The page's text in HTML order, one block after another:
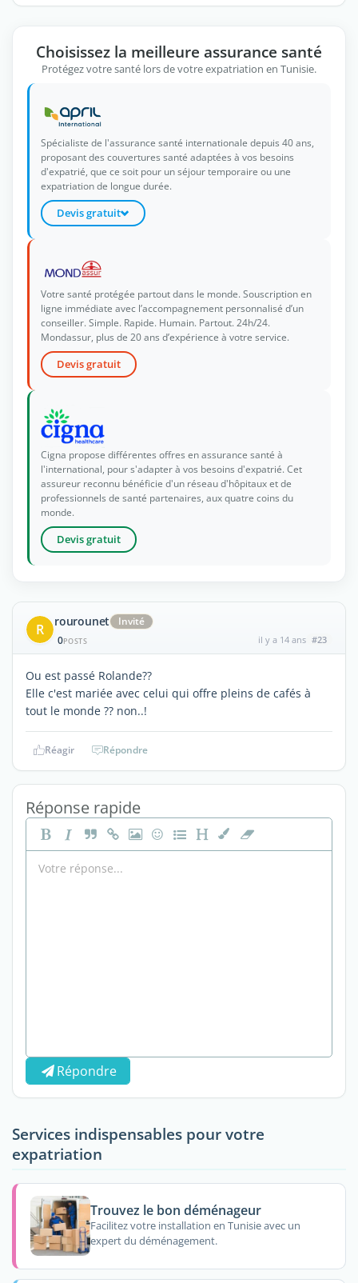
Choisissez la meilleure assurance santé
Protégez votre santé lors de votre expatriation en Tunisie.
Spécialiste de l'assurance santé internationale depuis 40 ans,
proposant des couvertures santé adaptées à vos besoins
d'expatrié, que ce soit pour un séjour temporaire ou une
expatriation de longue durée.
Devis gratuit
Votre santé protégée partout dans le monde. Souscription en
ligne immédiate avec l’accompagnement personnalisé d’un
conseiller. Simple. Rapide. Humain. Partout. 24h/24.
Mondassur, plus de 20 ans d’expérience à votre service.
Devis gratuit
Cigna propose différentes offres en assurance santé à
l'international, pour s'adapter à vos besoins d'expatrié. Cet
assureur reconnu bénéficie d'un réseau d'hôpitaux et de
professionnels de santé partenaires, aux quatre coins du
monde.
Devis gratuit
R rourounet
Invité
0POSTS il y a 14 ans #23
Ou est passé Rolande??
Elle c'est mariée avec celui qui offre pleins de cafés à
tout le monde ?? non..!
Réagir Répondre
Réponse rapide
Répondre
Services indispensables pour votre
expatriation
Trouvez le bon déménageur
Facilitez votre installation en Tunisie avec un
expert du déménagement.